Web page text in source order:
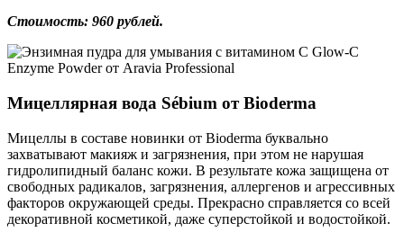
Стоимость: 960 рублей.
Мицеллярная вода Sébium от Bioderma
Мицеллы в составе новинки от Bioderma буквально
захватывают макияж и загрязнения, при этом не нарушая
гидролипидный баланс кожи. В результате кожа защищена от
свободных радикалов, загрязнения, аллергенов и агрессивных
факторов окружающей среды. Прекрасно справляется со всей
декоративной косметикой, даже суперстойкой и водостойкой.